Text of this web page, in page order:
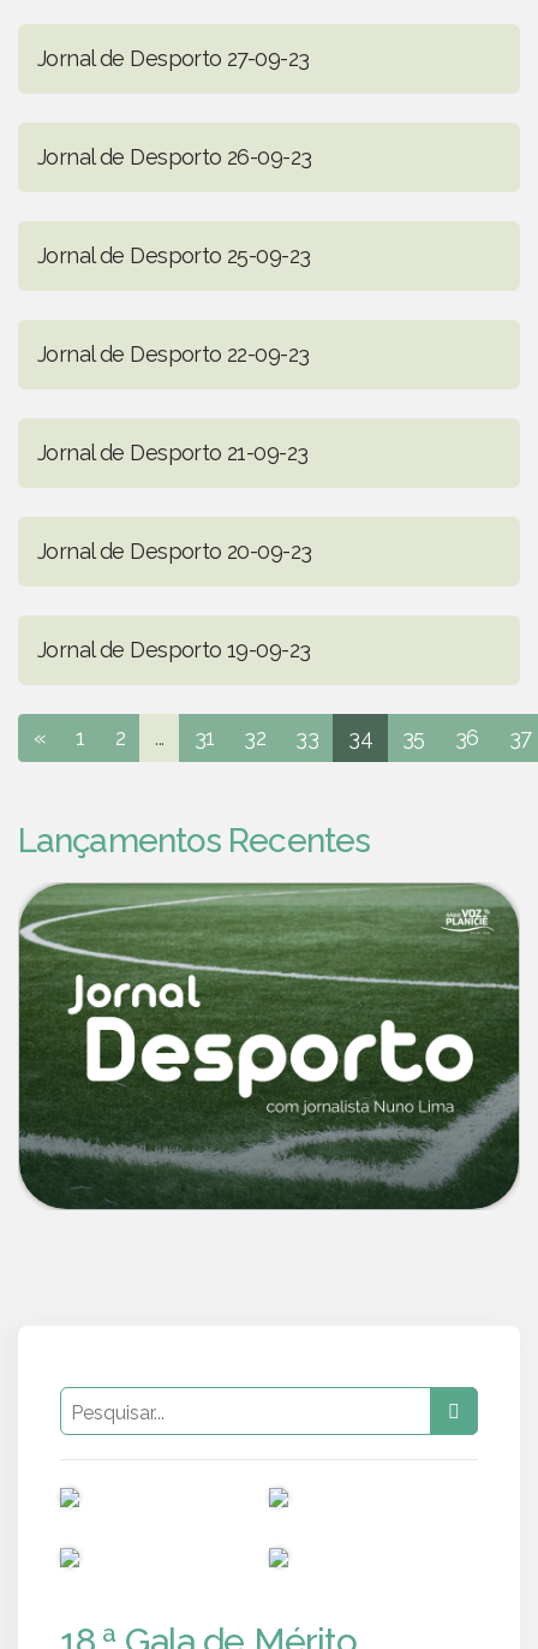
Jornal de Desporto 27-09-23
Jornal de Desporto 26-09-23
Jornal de Desporto 25-09-23
Jornal de Desporto 22-09-23
Jornal de Desporto 21-09-23
Jornal de Desporto 20-09-23
Jornal de Desporto 19-09-23
« 1 2 ... 31 32 33 34 35 36 37
Lançamentos Recentes